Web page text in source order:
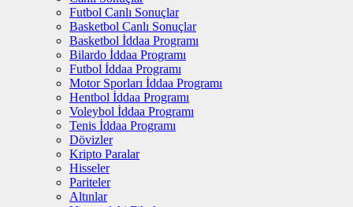
Futbol Canlı Sonuçlar
Basketbol Canlı Sonuçlar
Basketbol İddaa Programı
Bilardo İddaa Programı
Futbol İddaa Programı
Motor Sporları İddaa Programı
Hentbol İddaa Programı
Voleybol İddaa Programı
Tenis İddaa Programı
Dövizler
Kripto Paralar
Hisseler
Pariteler
Altınlar